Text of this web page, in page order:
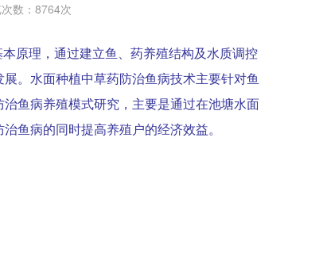
数：8764次
原理，通过建立鱼、药养殖结构及水质调控
。水面种植中草药防治鱼病技术主要针对鱼
鱼病养殖模式研究，主要是通过在池塘水面
鱼病的同时提高养殖户的经济效益。